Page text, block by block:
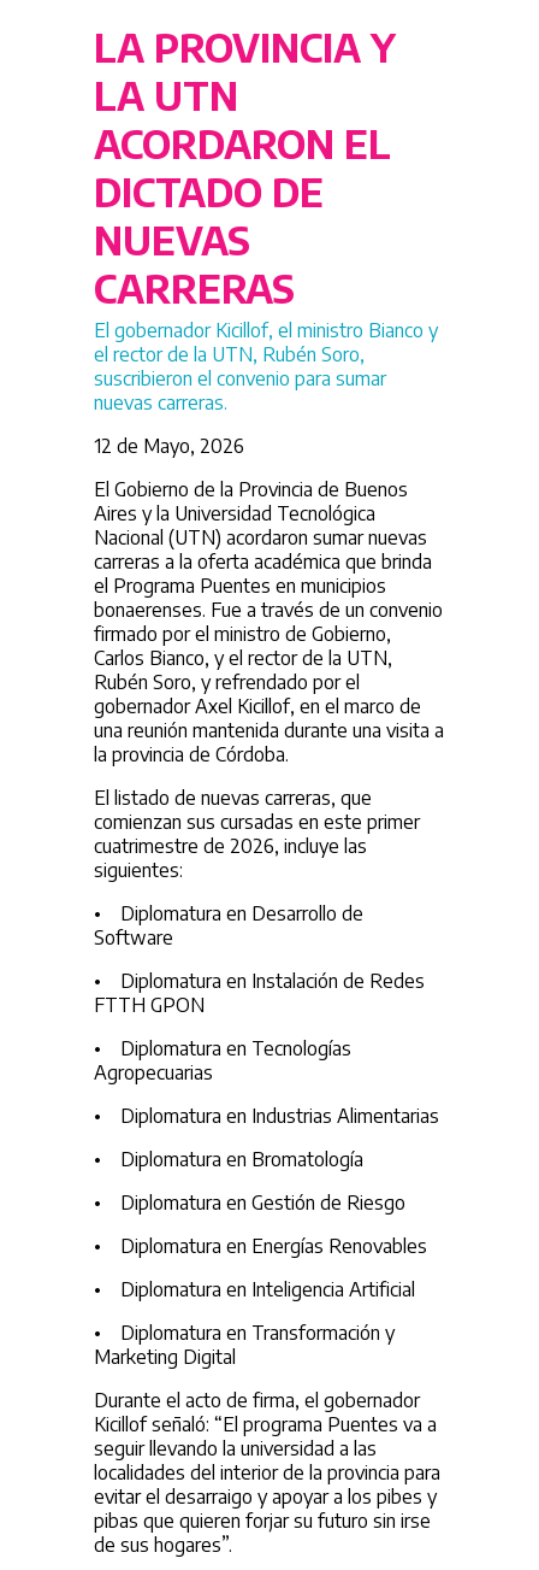
LA PROVINCIA Y
LA UTN
ACORDARON EL
DICTADO DE
NUEVAS
CARRERAS
El gobernador Kicillof, el ministro Bianco y
el rector de la UTN, Rubén Soro,
suscribieron el convenio para sumar
nuevas carreras.
12 de Mayo, 2026
El Gobierno de la Provincia de Buenos
Aires y la Universidad Tecnológica
Nacional (UTN) acordaron sumar nuevas
carreras a la oferta académica que brinda
el Programa Puentes en municipios
bonaerenses. Fue a través de un convenio
firmado por el ministro de Gobierno,
Carlos Bianco, y el rector de la UTN,
Rubén Soro, y refrendado por el
gobernador Axel Kicillof, en el marco de
una reunión mantenida durante una visita a
la provincia de Córdoba.
El listado de nuevas carreras, que
comienzan sus cursadas en este primer
cuatrimestre de 2026, incluye las
siguientes:
• Diplomatura en Desarrollo de
Software
• Diplomatura en Instalación de Redes
FTTH GPON
• Diplomatura en Tecnologías
Agropecuarias
• Diplomatura en Industrias Alimentarias
• Diplomatura en Bromatología
• Diplomatura en Gestión de Riesgo
• Diplomatura en Energías Renovables
• Diplomatura en Inteligencia Artificial
• Diplomatura en Transformación y
Marketing Digital
Durante el acto de firma, el gobernador
Kicillof señaló: “El programa Puentes va a
seguir llevando la universidad a las
localidades del interior de la provincia para
evitar el desarraigo y apoyar a los pibes y
pibas que quieren forjar su futuro sin irse
de sus hogares”.